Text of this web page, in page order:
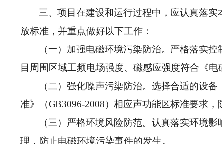
三、项目在建设和运行过程中，应认真落
放标准，并重点做好以下工作：
（一） 加强电磁环境污染防治。严格落实
目周围区域工频电场强度、磁感应强度符合《
（二）强化噪声污染防治。选择合适的设
准》（GB3096-2008）相应声功能区标准要求，
（三） 严格环境风险防范。认真落实环境
理，防止电磁环境污染事件的发生。